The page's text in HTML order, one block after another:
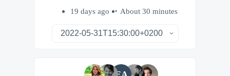
19 days ago About 30 minutes